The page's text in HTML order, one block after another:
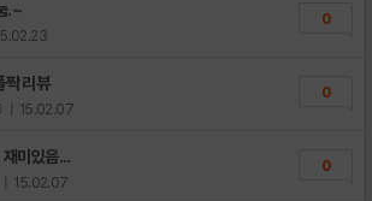
.~ 0
짝 리뷰
| 15.02.07
0
미있음...
| 15.02.07
0